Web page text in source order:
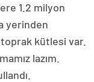
1.2 milyon
yerinden
kütlesi var.
lazım.